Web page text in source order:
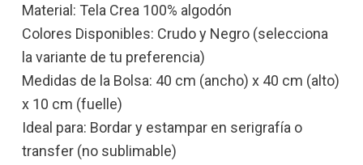
Material: Tela Crea 100% algodón
Colores Disponibles: Crudo y Negro (selecciona
la variante de tu preferencia)
Medidas de la Bolsa: 40 cm (ancho) x 40 cm (alto)
x 10 cm (fuelle)
Ideal para: Bordar y estampar en serigrafía o
transfer (no sublimable)